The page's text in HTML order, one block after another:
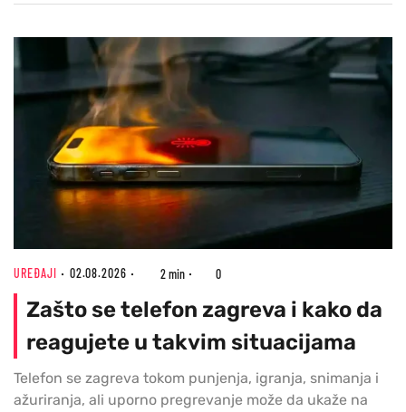
UREĐAJI 02.08.2026 2 min 0
Zašto se telefon zagreva i kako da
reagujete u takvim situacijama
Telefon se zagreva tokom punjenja, igranja, snimanja i
ažuriranja, ali uporno pregrevanje može da ukaže na